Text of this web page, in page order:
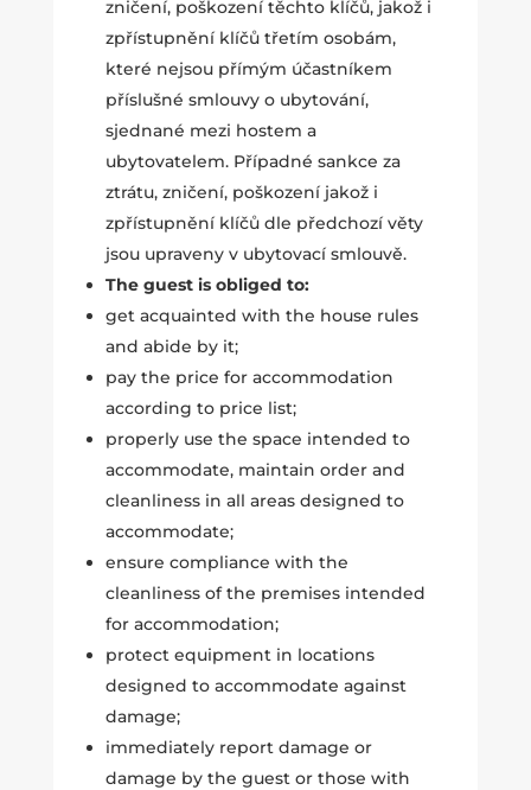
zničení, poškození těchto klíčů, jakož i
zpřístupnění klíčů třetím osobám,
které nejsou přímým účastníkem
příslušné smlouvy o ubytování,
sjednané mezi hostem a
ubytovatelem. Případné sankce za
ztrátu, zničení, poškození jakož i
zpřístupnění klíčů dle předchozí věty
jsou upraveny v ubytovací smlouvě.
The guest is obliged to:
get acquainted with the house rules
and abide by it;
pay the price for accommodation
according to price list;
properly use the space intended to
accommodate, maintain order and
cleanliness in all areas designed to
accommodate;
ensure compliance with the
cleanliness of the premises intended
for accommodation;
protect equipment in locations
designed to accommodate against
damage;
immediately report damage or
damage by the guest or those with